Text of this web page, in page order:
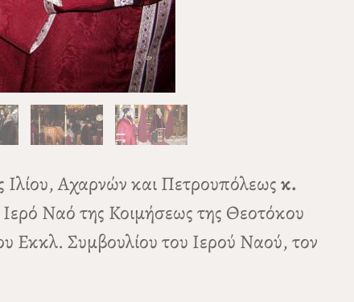
Ιλίου, Αχαρνών και Πετρουπόλεωςκ.
Ναό της Κοιμήσεως της Θεοτόκου
Εκκλ. Συμβουλίου του Ιερού Ναού, τον